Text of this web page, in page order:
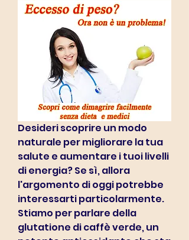
Desideri scoprire un modo
naturale per migliorare la tua
salute e aumentare i tuoi livelli
di energia? Se sì, allora
l'argomento di oggi potrebbe
interessarti particolarmente.
Stiamo per parlare della
glutatione di caffè verde, un